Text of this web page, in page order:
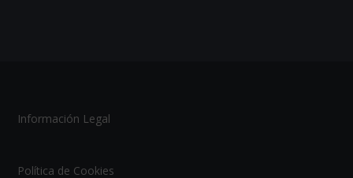
Información Legal
Política de Cookies